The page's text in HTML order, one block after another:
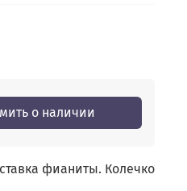
о наличии
фианиты. Колечко